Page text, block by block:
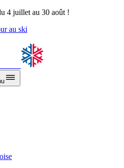
4 juillet au 30 août !
au ski